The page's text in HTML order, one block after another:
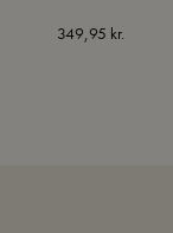
349,95 kr.